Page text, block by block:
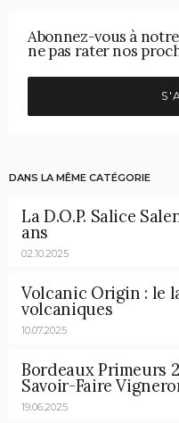
Abonnez-vous à
ne pas rater nos
DANS LA MÊME CATÉGORIE
La D.O.P. Salice
ans
02.10.2025
Volcanic Origin : le
volcaniques
10.07.2025
Bordeaux Primeurs
Savoir-Faire
19.06.2025